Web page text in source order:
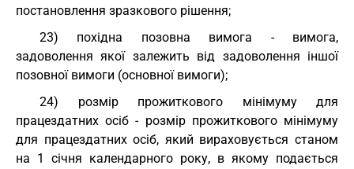
постановлення зразкового рішення;
23) похідна позовна вимога - вимога,
задоволення якої залежить від задоволення іншої
позовної вимоги (основної вимоги);
24) розмір прожиткового мінімуму для
працездатних осіб - розмір прожиткового мінімуму
для працездатних осіб, який вираховується станом
на 1 січня календарного року, в якому подається